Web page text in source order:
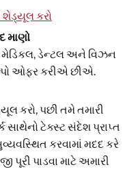
શેડ્યૂલ કરો
માણો
ડેન્ટલ અને વિઝન
ઓફર કરીએ છીએ.
કરો, પછી તમે તમારી
સાથેનો ટેક્સ્ટ સંદેશ પ્રાપ્ત
કરવામાં મદદ કરે
પાડવા માટે અમારી